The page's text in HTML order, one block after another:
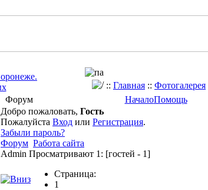
:: Главная :: Фотогалерея
Форум НачалоПомощь
Добро пожаловать, Гость
Пожалуйста Вход или Регистрация.
Забыли пароль?
Форум Работа сайта
Admin Просматривают 1: [гостей - 1]
Страница:
1